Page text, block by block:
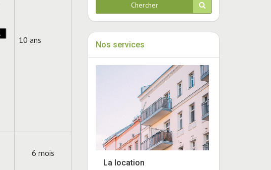
10 ans
6 mois
Chercher
Nos services
La location